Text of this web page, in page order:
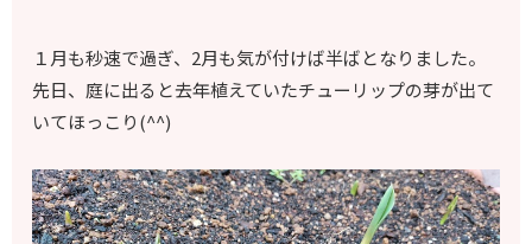
１月も秒速で過ぎ、2月も気が付けば半ばとなりました。
先日、庭に出ると去年植えていたチューリップの芽が出て
いてほっこり(^^)